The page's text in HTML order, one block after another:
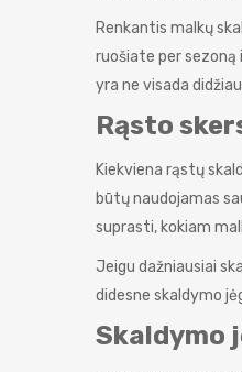
Renkantis malkų
ruošiate per sezoną
yra ne visada
Rąsto
Kiekviena rąstų
būtų naudojamas
suprasti, kokiam
Jeigu dažniausiai
didesne skaldymo
Skaldymo